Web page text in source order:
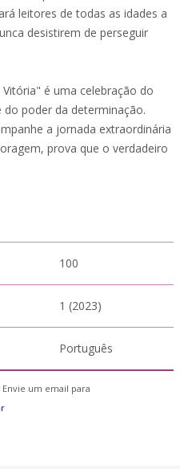
leitores de todas as idades a
desistirem de perseguir
é uma celebração do
poder da determinação.
a jornada extraordinária
prova que o verdadeiro
100
1 (2023)
Português
um email para